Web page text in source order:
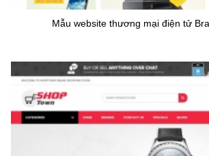
Mẫu website thương mại điện tử